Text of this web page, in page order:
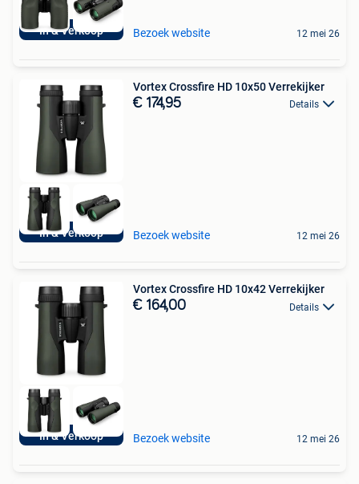
In & Verkoop Bezoek website 12 mei 26
In & Verkoop
Vortex Crossfire HD 10x50 Verrekijker
€ 174,95 Details
Bezoek website 12 mei 26
In & Verkoop
Vortex Crossfire HD 10x42 Verrekijker
€ 164,00 Details
Bezoek website 12 mei 26